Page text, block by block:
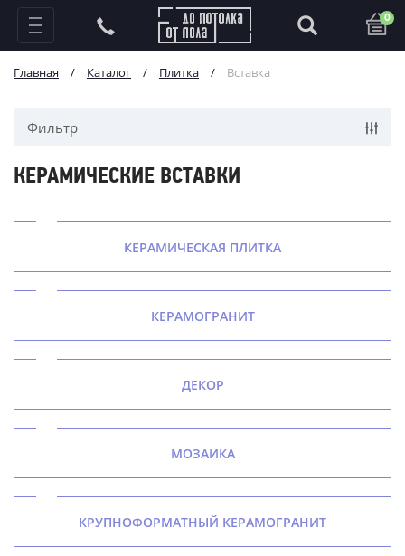
0
Главная / Каталог / Плитка / Вставка
Фильтр
КЕРАМИЧЕСКИЕ ВСТАВКИ
КЕРАМИЧЕСКАЯ ПЛИТКА
КЕРАМОГРАНИТ
ДЕКОР
МОЗАИКА
КРУПНОФОРМАТНЫЙ КЕРАМОГРАНИТ